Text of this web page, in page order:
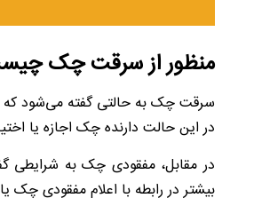
منظور ازسرقت چک
سرقت چک به حالتی گفته می‌شود که
در این حالت دارنده چک اجازه یا
در مقابل، مفقودی چک به
بیشتر در رابطه با اعلام مفقودی چک